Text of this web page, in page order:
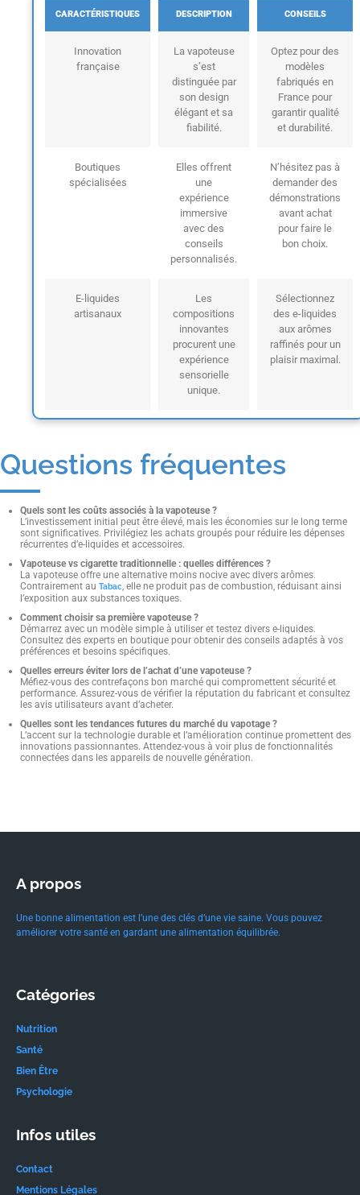
CARACTÉRISTIQUES DESCRIPTION CONSEILS
Innovation
française
La vapoteuse
s’est
distinguée par
son design
élégant et sa
fiabilité.
Optez pour des
modèles
fabriqués en
France pour
garantir qualité
et durabilité.
Boutiques
spécialisées
Elles offrent
une
expérience
immersive
avec des
conseils
personnalisés.
N’hésitez pas à
demander des
démonstrations
avant achat
pour faire le
bon choix.
E-liquides
artisanaux
Les
compositions
innovantes
procurent une
expérience
sensorielle
unique.
Sélectionnez
des e-liquides
aux arômes
raffinés pour un
plaisir maximal.
Questions fréquentes
Quels sont les coûts associés à la vapoteuse ?
L’investissement initial peut être élevé, mais les économies sur le long terme
sont significatives. Privilégiez les achats groupés pour réduire les dépenses
récurrentes d’e-liquides et accessoires.
Vapoteuse vs cigarette traditionnelle : quelles différences ?
La vapoteuse offre une alternative moins nocive avec divers arômes.
Contrairement au Tabac , elle ne produit pas de combustion, réduisant ainsi
l’exposition aux substances toxiques.
Comment choisir sa première vapoteuse ?
Démarrez avec un modèle simple à utiliser et testez divers e-liquides.
Consultez des experts en boutique pour obtenir des conseils adaptés à vos
préférences et besoins spécifiques.
Quelles erreurs éviter lors de l’achat d’une vapoteuse ?
Méfiez-vous des contrefaçons bon marché qui compromettent sécurité et
performance. Assurez-vous de vérifier la réputation du fabricant et consultez
les avis utilisateurs avant d’acheter.
Quelles sont les tendances futures du marché du vapotage ?
L’accent sur la technologie durable et l’amélioration continue promettent des
innovations passionnantes. Attendez-vous à voir plus de fonctionnalités
connectées dans les appareils de nouvelle génération.
A propos
Une bonne alimentation est l’une des clés d’une vie saine. Vous pouvez
améliorer votre santé en gardant une alimentation équilibrée.
Catégories
Nutrition
Santé
Bien Être
Psychologie
Infos utiles
Contact
Mentions Légales